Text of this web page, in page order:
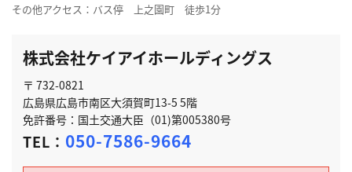
その他アクセス：バス停 上之園町 徒歩1分
株式会社ケイアイホールディングス
〒 732-0821
広島県広島市南区大須賀町13-5 5階
免許番号：国土交通大臣（01)第005380号
TEL： 050-7586-9664